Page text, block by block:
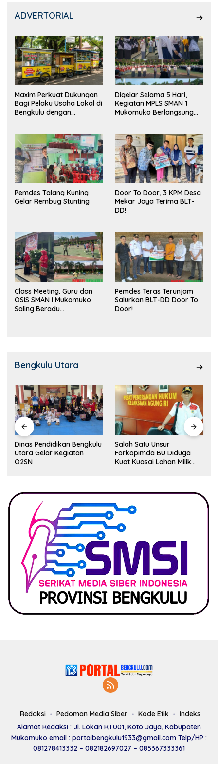
ADVERTORIAL
Maxim Perkuat Dukungan
Bagi Pelaku Usaha Lokal di
Bengkulu dengan
Pasar
Digelar Selama 5 Hari,
Kegiatan MPLS SMAN 1
Mukomuko Berlangsung
Pemdes Talang Kuning
Gelar Rembug Stunting
Door To Door, 3 KPM Desa
Mekar Jaya Terima BLT-
DD!
Class Meeting, Guru dan
OSIS SMAN I Mukomuko
Saling Beradu
Pemdes Teras Terunjam
Salurkan BLT-DD Door To
Door!
Bengkulu Utara
Dinas Pendidikan Bengkulu
Utara Gelar Kegiatan
O2SN
Salah Satu Unsur
Forkopimda BU Diduga
Kuat Kuasai Lahan Milik
Redaksi Pedoman Media Siber Kode Etik
Indeks
Alamat Redaksi : Jl. Lokan RT001, Koto Jaya, Kabupaten
Mukomuko email : portalbengkulu1933@gmail.com Telp/HP :
081278413332 – 082182697027 – 085367333361